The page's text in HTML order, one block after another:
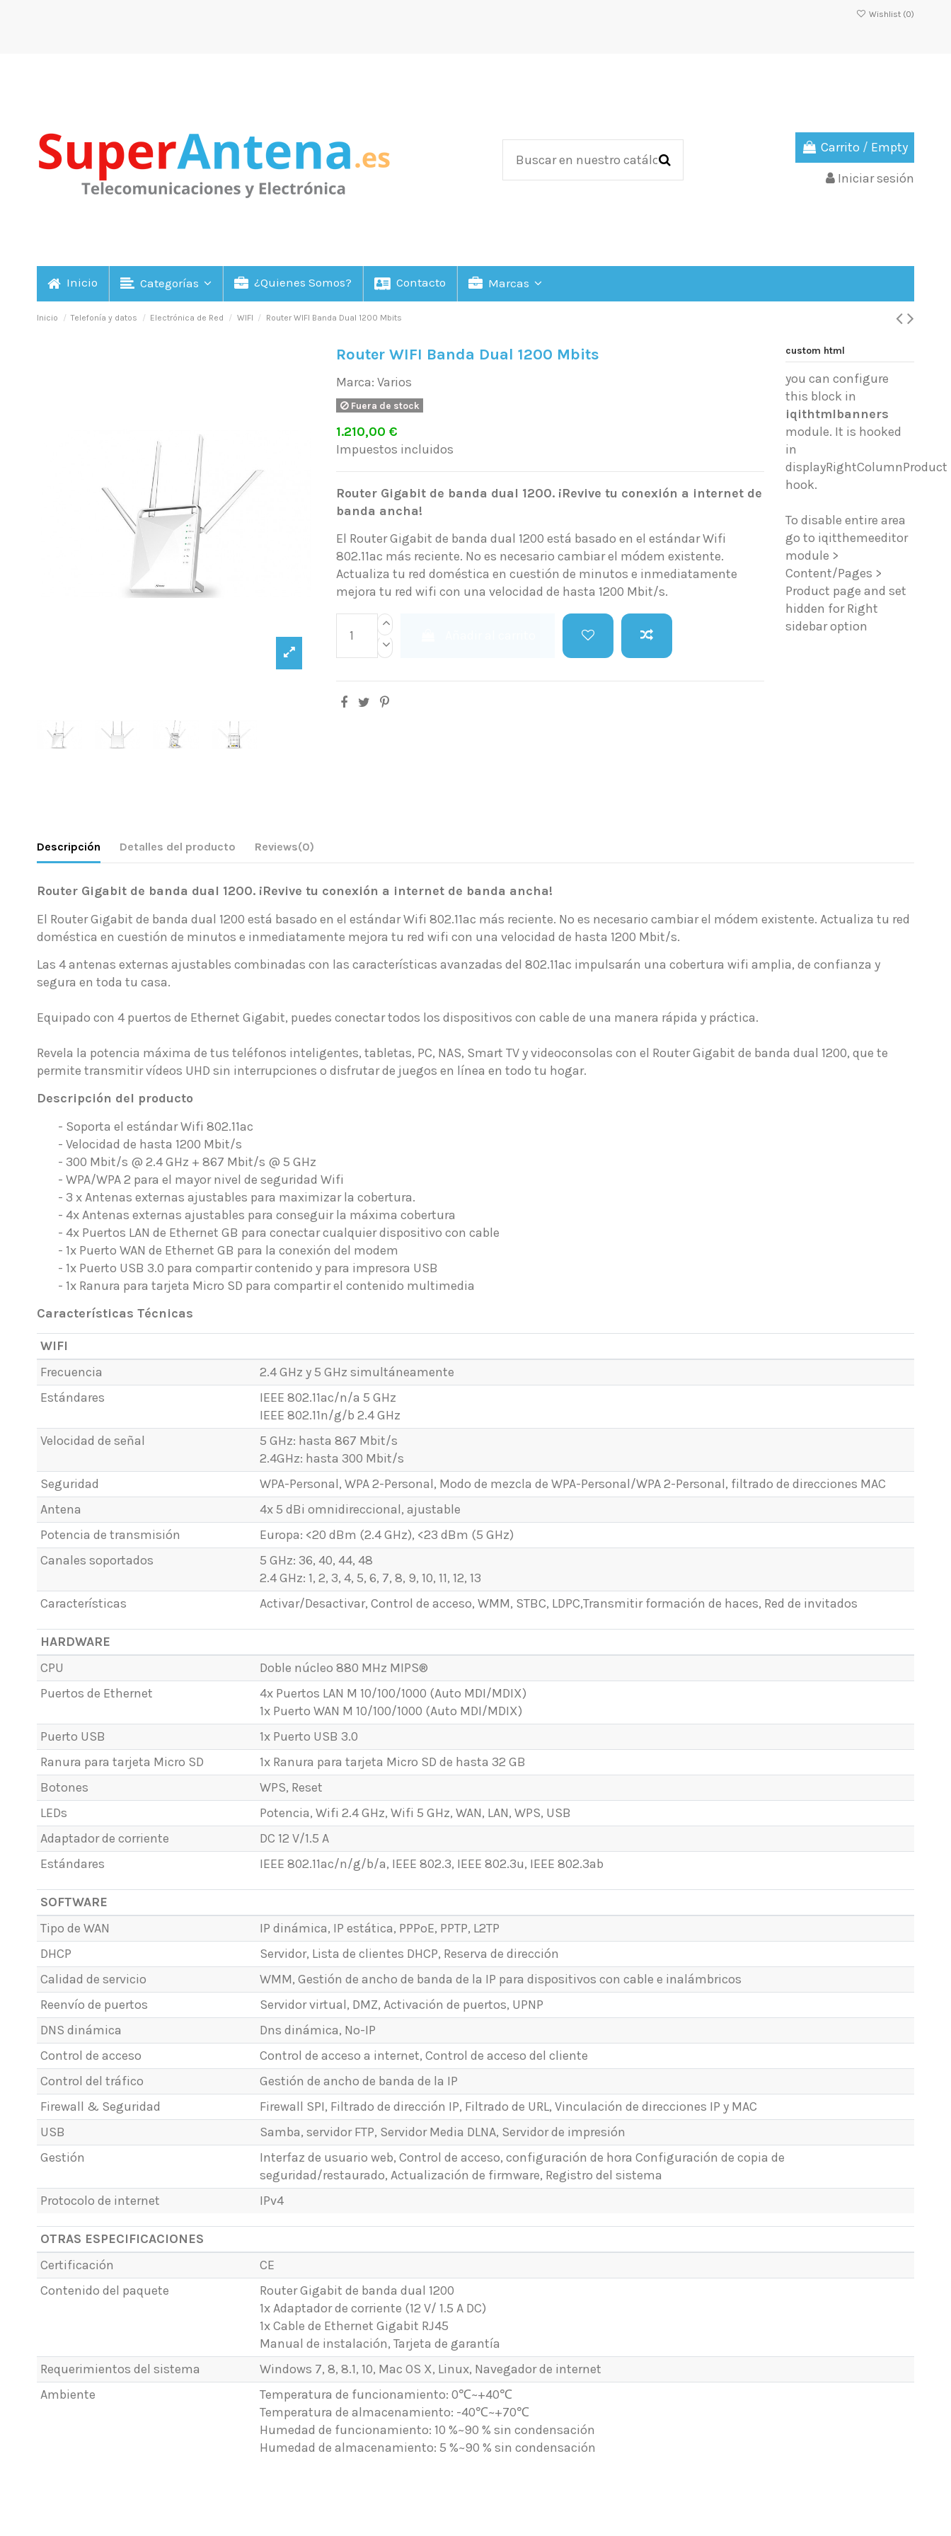
Wishlist (0)
Carrito / Empty
Iniciar sesión
Inicio Categorías ¿Quienes Somos? Contacto Marcas
Inicio Telefonía y datos Electrónica de Red WIFI Router WIFI Banda Dual 1200 Mbits
Router WIFI Banda Dual 1200 Mbits
Marca: Varios
Fuera de stock
1.210,00 €
Impuestos incluidos
Router Gigabit de banda dual 1200. ¡Revive tu conexión a internet de
banda ancha!
El Router Gigabit de banda dual 1200 está basado en el estándar Wifi
802.11ac más reciente. No es necesario cambiar el módem existente.
Actualiza tu red doméstica en cuestión de minutos e inmediatamente
mejora tu red wifi con una velocidad de hasta 1200 Mbit/s.
custom html
you can configure
this block in
iqithtmlbanners
module. It is hooked
in
displayRightColumnProduct
hook.
To disable entire area
go to iqitthemeeditor
module >
Content/Pages >
Product page and set
hidden for Right
sidebar option
Descripción Detalles del producto Reviews(0)
Router Gigabit de banda dual 1200. ¡Revive tu conexión a internet de banda ancha!
El Router Gigabit de banda dual 1200 está basado en el estándar Wifi 802.11ac más reciente. No es necesario cambiar el módem existente. Actualiza tu red
doméstica en cuestión de minutos e inmediatamente mejora tu red wifi con una velocidad de hasta 1200 Mbit/s.
Las 4 antenas externas ajustables combinadas con las características avanzadas del 802.11ac impulsarán una cobertura wifi amplia, de confianza y
segura en toda tu casa.
Equipado con 4 puertos de Ethernet Gigabit, puedes conectar todos los dispositivos con cable de una manera rápida y práctica.
Revela la potencia máxima de tus teléfonos inteligentes, tabletas, PC, NAS, Smart TV y videoconsolas con el Router Gigabit de banda dual 1200, que te
permite transmitir vídeos UHD sin interrupciones o disfrutar de juegos en línea en todo tu hogar.
Descripción del producto
- Soporta el estándar Wifi 802.11ac
- Velocidad de hasta 1200 Mbit/s
- 300 Mbit/s @ 2.4 GHz + 867 Mbit/s @ 5 GHz
- WPA/WPA 2 para el mayor nivel de seguridad Wifi
- 3 x Antenas externas ajustables para maximizar la cobertura.
- 4x Antenas externas ajustables para conseguir la máxima cobertura
- 4x Puertos LAN de Ethernet GB para conectar cualquier dispositivo con cable
- 1x Puerto WAN de Ethernet GB para la conexión del modem
- 1x Puerto USB 3.0 para compartir contenido y para impresora USB
- 1x Ranura para tarjeta Micro SD para compartir el contenido multimedia
Características Técnicas
WIFI
Frecuencia
2.4 GHz y 5 GHz simultáneamente
Estándares
IEEE 802.11ac/n/a 5 GHz
IEEE 802.11n/g/b 2.4 GHz
Velocidad de señal
5 GHz: hasta 867 Mbit/s
2.4GHz: hasta 300 Mbit/s
Seguridad
WPA-Personal, WPA 2-Personal, Modo de mezcla de WPA-Personal/WPA 2-Personal, filtrado de direcciones MAC
Antena
4x 5 dBi omnidireccional, ajustable
Potencia de transmisión
Europa: <20 dBm (2.4 GHz), <23 dBm (5 GHz)
Canales soportados
5 GHz: 36, 40, 44, 48
2.4 GHz: 1, 2, 3, 4, 5, 6, 7, 8, 9, 10, 11, 12, 13
Características
Activar/Desactivar, Control de acceso, WMM, STBC, LDPC,Transmitir formación de haces, Red de invitados
HARDWARE
CPU
Doble núcleo 880 MHz MIPS®
Puertos de Ethernet
4x Puertos LAN M 10/100/1000 (Auto MDI/MDIX)
1x Puerto WAN M 10/100/1000 (Auto MDI/MDIX)
Puerto USB
1x Puerto USB 3.0
Ranura para tarjeta Micro SD
1x Ranura para tarjeta Micro SD de hasta 32 GB
Botones
WPS, Reset
LEDs
Potencia, Wifi 2.4 GHz, Wifi 5 GHz, WAN, LAN, WPS, USB
Adaptador de corriente
DC 12 V/1.5 A
Estándares
IEEE 802.11ac/n/g/b/a, IEEE 802.3, IEEE 802.3u, IEEE 802.3ab
SOFTWARE
Tipo de WAN
IP dinámica, IP estática, PPPoE, PPTP, L2TP
DHCP
Servidor, Lista de clientes DHCP, Reserva de dirección
Calidad de servicio
WMM, Gestión de ancho de banda de la IP para dispositivos con cable e inalámbricos
Reenvío de puertos
Servidor virtual, DMZ, Activación de puertos, UPNP
DNS dinámica
Dns dinámica, No-IP
Control de acceso
Control de acceso a internet, Control de acceso del cliente
Control del tráfico
Gestión de ancho de banda de la IP
Firewall & Seguridad
Firewall SPI, Filtrado de dirección IP, Filtrado de URL, Vinculación de direcciones IP y MAC
USB
Samba, servidor FTP, Servidor Media DLNA, Servidor de impresión
Gestión
Interfaz de usuario web, Control de acceso, configuración de hora Configuración de copia de
seguridad/restaurado, Actualización de firmware, Registro del sistema
Protocolo de internet
IPv4
OTRAS ESPECIFICACIONES
Certificación
CE
Contenido del paquete
Router Gigabit de banda dual 1200
1x Adaptador de corriente (12 V/ 1.5 A DC)
1x Cable de Ethernet Gigabit RJ45
Manual de instalación, Tarjeta de garantía
Requerimientos del sistema
Windows 7, 8, 8.1, 10, Mac OS X, Linux, Navegador de internet
Ambiente
Temperatura de funcionamiento: 0℃~+40℃
Temperatura de almacenamiento: -40℃~+70℃
Humedad de funcionamiento: 10 %~90 % sin condensación
Humedad de almacenamiento: 5 %~90 % sin condensación